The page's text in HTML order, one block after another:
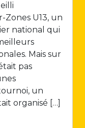
Zones U13, un
national qui
Mais sur
pas
un
organisé […]